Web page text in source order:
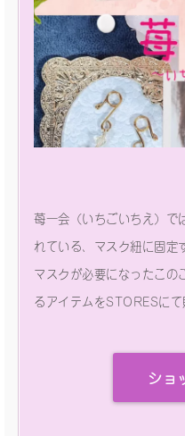
苺一会（いちごいちえ）で
れている、マスク紐に固定
マスクが必要になったこの
るアイテムをSTORESにて
ショ